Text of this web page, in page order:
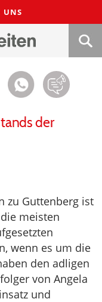
UNS
der
zu Guttenberg ist
meisten
wenn es um die
den adligen
von Angela
und